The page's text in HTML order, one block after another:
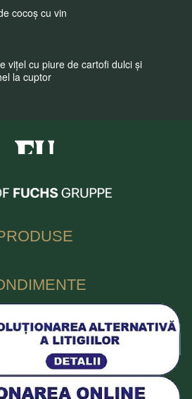
cocoș cu vin
vițel cu piure de cartofi dulci și
la cuptor